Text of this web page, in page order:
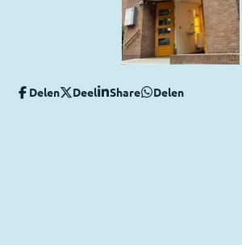
Delen Deel Share Delen